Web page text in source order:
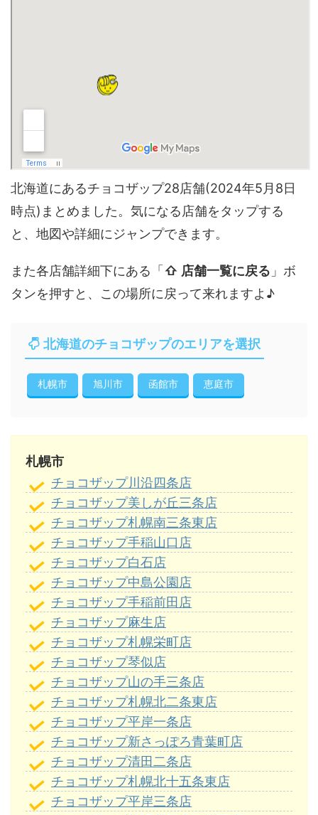
北海道にあるチョコザップ28店舗(2024年5月8日
時点)まとめました。気になる店舗をタップする
と、地図や詳細にジャンプできます。
また各店舗詳細下にある「⇧ 店舗一覧に戻る 」ボ
タンを押すと、この場所に戻って来れますよ♪
北海道のチョコザップのエリアを選択
札幌市 旭川市 函館市 恵庭市
札幌市
チョコザップ川沿四条店
チョコザップ美しが丘三条店
チョコザップ札幌南三条東店
チョコザップ手稲山口店
チョコザップ白石店
チョコザップ中島公園店
チョコザップ手稲前田店
チョコザップ麻生店
チョコザップ札幌栄町店
チョコザップ琴似店
チョコザップ山の手三条店
チョコザップ札幌北二条東店
チョコザップ平岸一条店
チョコザップ新さっぽろ青葉町店
チョコザップ清田二条店
チョコザップ札幌北十五条東店
チョコザップ平岸三条店